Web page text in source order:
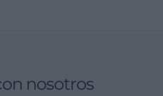
nosotros